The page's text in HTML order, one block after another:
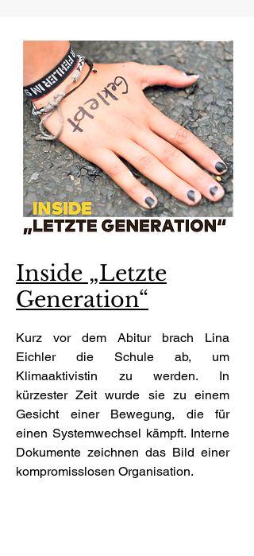
Inside „Letzte
Generation“
Kurz vor dem Abitur brach Lina
Eichler die Schule ab, um
Klimaaktivistin zu werden. In
kürzester Zeit wurde sie zu einem
Gesicht einer Bewegung, die für
einen Systemwechsel kämpft. Interne
Dokumente zeichnen das Bild einer
kompromisslosen Organisation.